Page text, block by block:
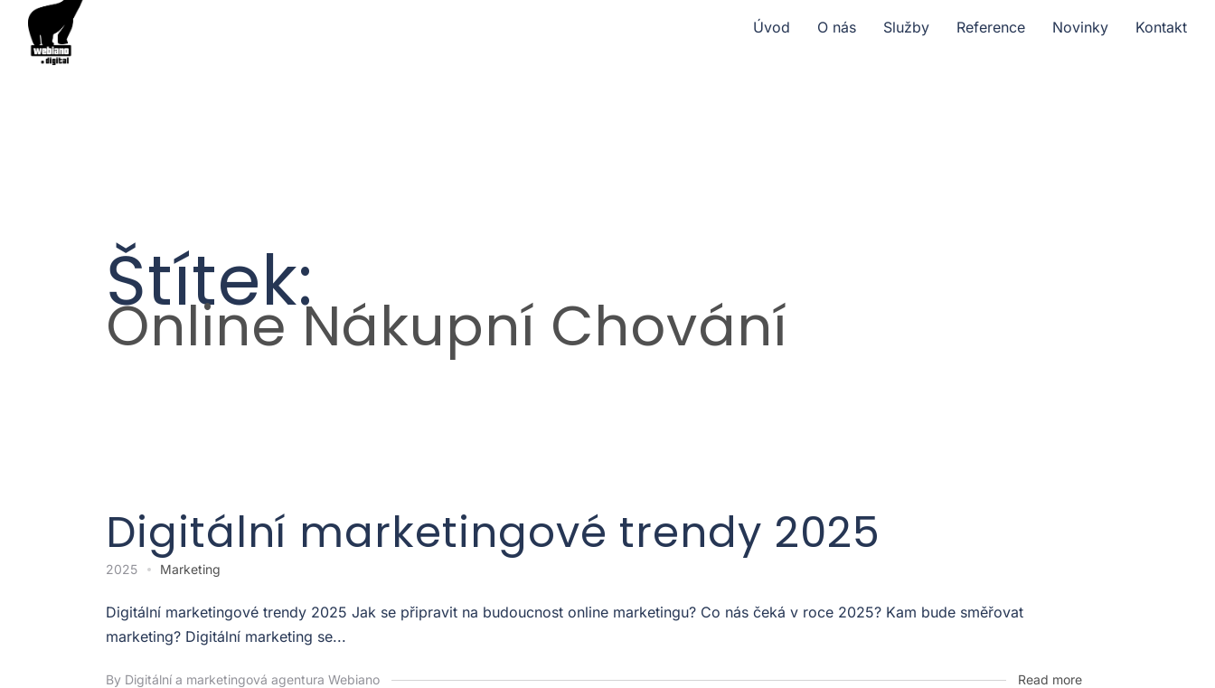
Úvod O nás Služby Reference Novinky Kontakt
Štítek:
Online Nákupní Chování
Digitální marketingové trendy 2025
2025 Marketing
Digitální marketingové trendy 2025 Jak se připravit na budoucnost online marketingu? Co nás čeká v roce 2025? Kam bude směřovat
marketing? Digitální marketing se...
By Digitální a marketingová agentura Webiano Read more